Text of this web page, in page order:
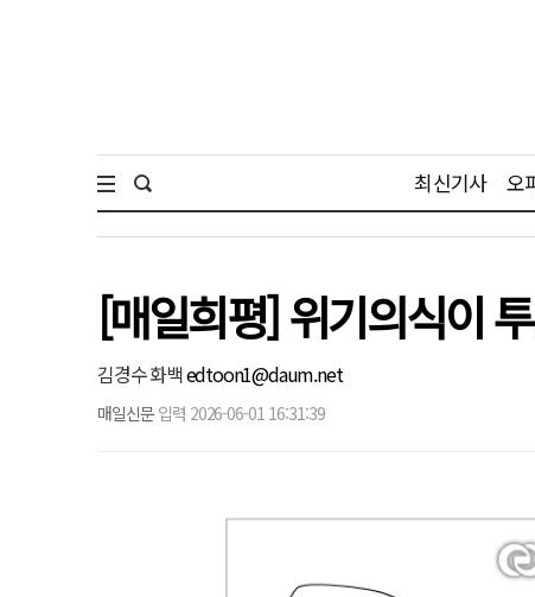
최신기사 오
[매일희평] 위기의식이
김경수 화백edtoon1@daum.net
매일신문 입력 2026-06-01 16:31:39